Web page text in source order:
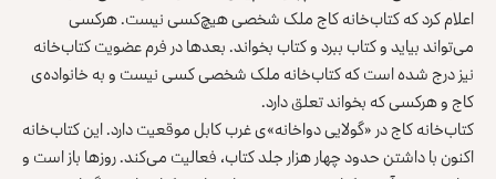
اعلام کرد که کتاب‌خانه‌ کاج ملک شخصی هیچ‌کسی نیست. هرکسی
می‌تواند بیاید و کتاب ‌ببرد و کتاب بخواند. بعدها در فرم عضویت کتاب‌خانه
نیز درج شده است که کتاب‌خانه ملک شخصی کسی نیست و به خانواده‌ی
کاج و هرکسی که بخواند تعلق دارد.
کتاب‌خانه‌ کاج در «گولایی دواخانه»ی غرب کابل موقعیت دارد. این کتاب‌خانه
اکنون با داشتن حدود چهار هزار جلد کتاب، فعالیت می‌کند. روزها باز است و